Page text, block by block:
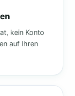
kein Konto
auf Ihren